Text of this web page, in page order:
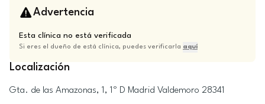
Advertencia
Esta clínica no está verificada
Si eres el dueño de está clínica, puedes verificarla aquí
Localización
Gta. de las Amazonas, 1, 1º D Madrid Valdemoro 28341